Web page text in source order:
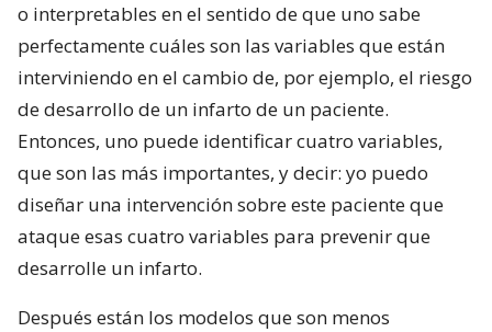
o interpretables en el sentido de que uno sabe
perfectamente cuáles son las variables que están
interviniendo en el cambio de, por ejemplo, el riesgo
de desarrollo de un infarto de un paciente.
Entonces, uno puede identificar cuatro variables,
que son las más importantes, y decir: yo puedo
diseñar una intervención sobre este paciente que
ataque esas cuatro variables para prevenir que
desarrolle un infarto.
Después están los modelos que son menos